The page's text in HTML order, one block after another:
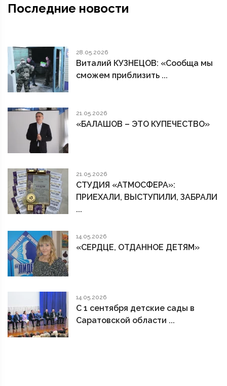
Последние новости
28.05.2026
Виталий КУЗНЕЦОВ: «Сообща мы
сможем приблизить ...
21.05.2026
«БАЛАШОВ – ЭТО КУПЕЧЕСТВО»
21.05.2026
СТУДИЯ «АТМОСФЕРА»:
ПРИЕХАЛИ, ВЫСТУПИЛИ, ЗАБРАЛИ
...
14.05.2026
«СЕРДЦЕ, ОТДАННОЕ ДЕТЯМ»
14.05.2026
С 1 сентября детские сады в
Саратовской области ...